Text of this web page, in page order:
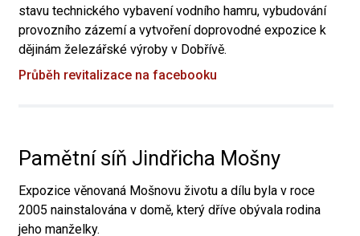
stavu technického vybavení vodního hamru, vybudování
provozního zázemí a vytvoření doprovodné expozice k
dějinám železářské výroby v Dobřívě.
Průběh revitalizace na facebooku
Pamětní síň Jindřicha Mošny
Expozice věnovaná Mošnovu životu a dílu byla v roce
2005 nainstalována v domě, který dříve obývala rodina
jeho manželky.